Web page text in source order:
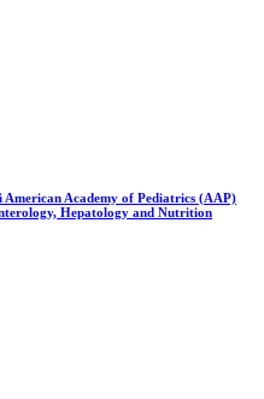
Academy of Pediatrics (AAP)
Hepatology and Nutrition